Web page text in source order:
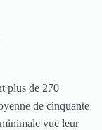
plus de 270
de cinquante
vue leur